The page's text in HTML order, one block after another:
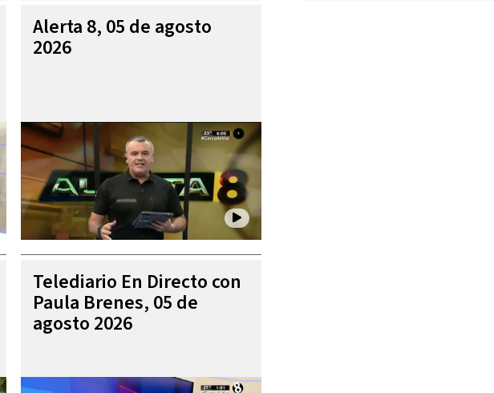
Alerta 8, 05 de agosto
2026
Telediario En Directo con
Paula Brenes, 05 de
agosto 2026